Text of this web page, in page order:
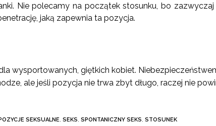
Nie polecamy na początek stosunku, bo
jaką zapewnia ta pozycja.
wysportowanych, giętkich kobiet.
ale jeśli pozycja nie trwa zbyt długo, raczej nie
SEKSUALNE, SEKS, SPONTANICZNY SEKS, STOSUNEK